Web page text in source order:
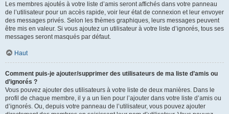
Les membres ajoutés à votre liste d’amis seront affichés dans votre panneau
de l’utilisateur pour un accès rapide, voir leur état de connexion et leur envoyer
des messages privés. Selon les thèmes graphiques, leurs messages peuvent
être mis en valeur. Si vous ajoutez un utilisateur à votre liste d’ignorés, tous ses
messages seront masqués par défaut.
Haut
Comment puis-je ajouter/supprimer des utilisateurs de ma liste d’amis ou
d’ignorés ?
Vous pouvez ajouter des utilisateurs à votre liste de deux manières. Dans le
profil de chaque membre, il y a un lien pour l’ajouter dans votre liste d’amis ou
d’ignorés. Ou, depuis votre panneau de l’utilisateur, vous pouvez ajouter